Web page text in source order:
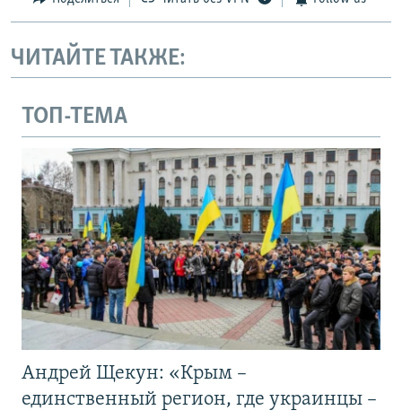
ЧИТАЙТЕ ТАКЖЕ:
ТОП-ТЕМА
Андрей Щекун: «Крым –
единственный регион, где украинцы –